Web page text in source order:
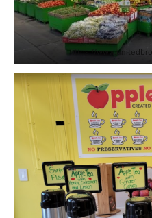
https://